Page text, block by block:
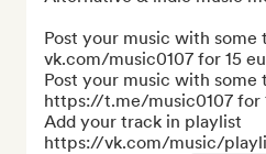
Post your music with some
vk.com/music0107 for 15
Post your music with some
https://t.me/music0107 for
Add your track in playlist
https://vk.com/music/